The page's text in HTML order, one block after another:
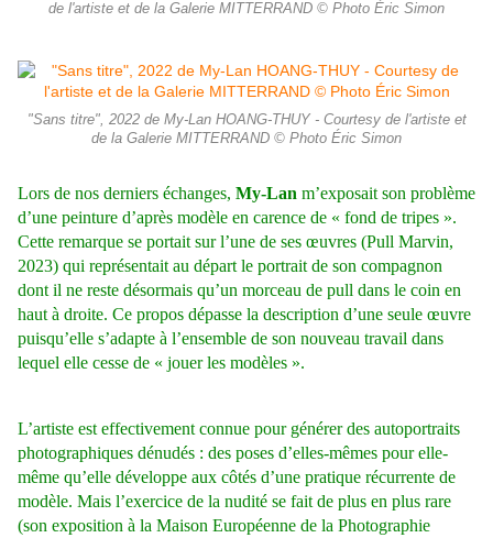
de l'artiste et de la Galerie MITTERRAND © Photo Éric Simon
"Sans titre", 2022 de My-Lan HOANG-THUY - Courtesy de l'artiste et
de la Galerie MITTERRAND © Photo Éric Simon
Lors de nos derniers échanges, My-Lan m’exposait son problème
d’une peinture d’après modèle en carence de « fond de tripes ».
Cette remarque se portait sur l’une de ses œuvres (Pull Marvin,
2023) qui représentait au départ le portrait de son compagnon
dont il ne reste désormais qu’un morceau de pull dans le coin en
haut à droite. Ce propos dépasse la description d’une seule œuvre
puisqu’elle s’adapte à l’ensemble de son nouveau travail dans
lequel elle cesse de « jouer les modèles ».
L’artiste est effectivement connue pour générer des autoportraits
photographiques dénudés : des poses d’elles-mêmes pour elle-
même qu’elle développe aux côtés d’une pratique récurrente de
modèle. Mais l’exercice de la nudité se fait de plus en plus rare
(son exposition à la Maison Européenne de la Photographie